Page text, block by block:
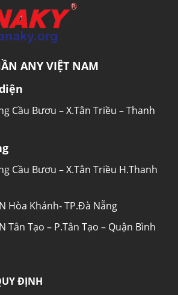
ANY VIỆT NAM
Cầu Bươu – X.Tân Triều – Thanh
Cầu Bươu – X.Tân Triều H.Thanh
Hòa Khánh- TP.Đà Nẵng
Tân Tạo – P.Tân Tạo – Quận Bình
ĐỊNH